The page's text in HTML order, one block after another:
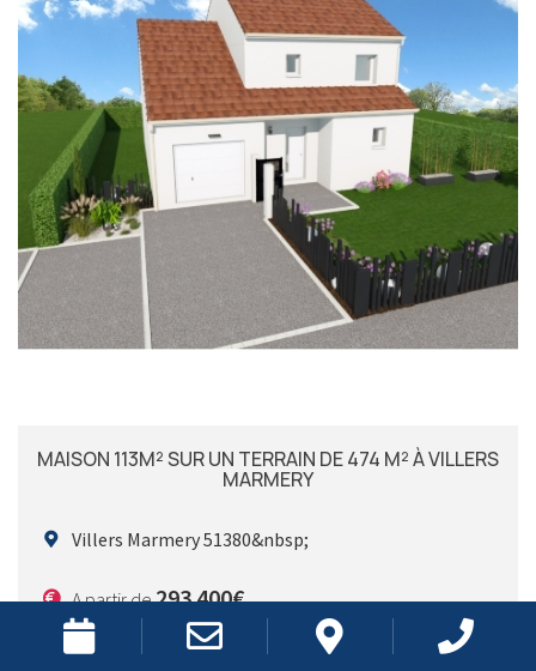
MAISON 113M² SUR UN TERRAIN DE 474 M² À VILLERS
MARMERY
Villers Marmery 51380&nbsp;
A partir de293 400€
EN SAVOIR +